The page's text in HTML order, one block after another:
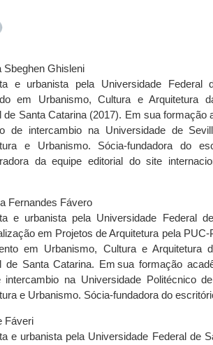
Sbeghen Ghisleni
e urbanista pela Universidade Federal
em Urbanismo, Cultura e Arquitetura
de Santa Catarina (2017). Em sua formação
de intercambio na Universidade de
e Urbanismo. Sócia-fundadora do
da equipe editorial do site
Fernandes Fávero
e urbanista pela Universidade Federal
em Projetos de Arquitetura pela
em Urbanismo, Cultura e Arquitetura
de Santa Catarina. Em sua formação
intercambio na Universidade Politécnico
e Urbanismo. Sócia-fundadora do
Fáveri
e urbanista pela Universidade Federal de